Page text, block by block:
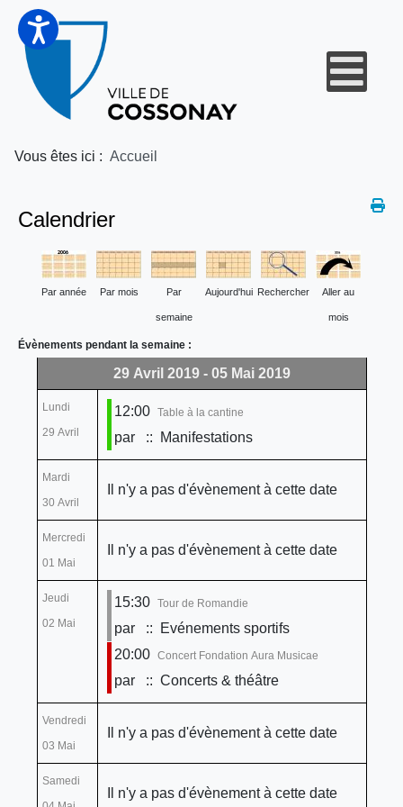
Vous êtes ici : Accueil
Calendrier
Par année Par mois Par
semaine
Aujourd'hui Rechercher Aller au
mois
Évènements pendant la semaine :
29 Avril 2019 - 05 Mai 2019
Lundi
29 Avril
12:00 Table à la cantine
par :: Manifestations
Mardi
30 Avril
Il n'y a pas d'évènement à cette date
Mercredi
01 Mai
Il n'y a pas d'évènement à cette date
Jeudi
02 Mai
15:30 Tour de Romandie
par
:: Evénements sportifs
20:00
Concert Fondation Aura Musicae
par :: Concerts & théâtre
Vendredi
03 Mai
Il n'y a pas d'évènement à cette date
Samedi
Il n'y a pas d'évènement à cette date